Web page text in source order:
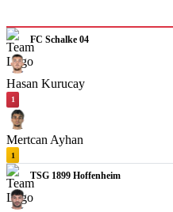
FC Schalke 04
Hasan Kurucay
1
Mertcan Ayhan
1
TSG 1899 Hoffenheim